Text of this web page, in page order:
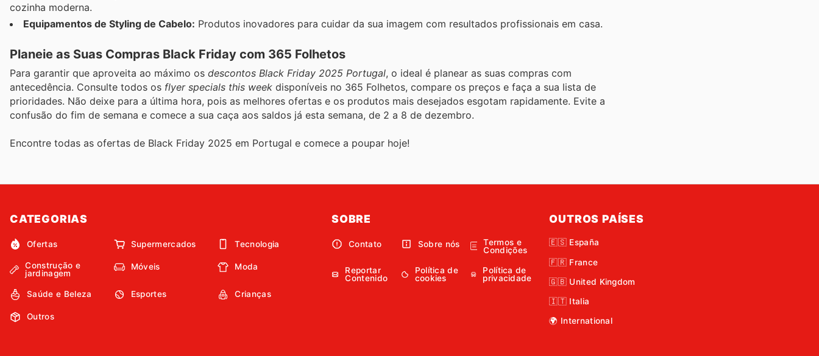
cozinha moderna.
Equipamentos de Styling de Cabelo: Produtos inovadores para cuidar da sua imagem com resultados profissionais em casa.
Planeie as Suas Compras Black Friday com 365 Folhetos
Para garantir que aproveita ao máximo os descontos Black Friday 2025 Portugal, o ideal é planear as suas compras com
antecedência. Consulte todos os flyer specials this week disponíveis no 365 Folhetos, compare os preços e faça a sua lista de
prioridades. Não deixe para a última hora, pois as melhores ofertas e os produtos mais desejados esgotam rapidamente. Evite a
confusão do fim de semana e comece a sua caça aos saldos já esta semana, de 2 a 8 de dezembro.
Encontre todas as ofertas de Black Friday 2025 em Portugal e comece a poupar hoje!
CATEGORIAS
Ofertas Supermercados Tecnologia
Construção e
jardinagem
Móveis Moda
Saúde e Beleza Esportes Crianças
Outros
SOBRE
Contato Sobre nós
Termos e
Condições
Reportar
Contenido
Política de
cookies
Política de
privacidade
OUTROS PAÍSES
🇪🇸 España
🇫🇷 France
🇬🇧 United Kingdom
🇮🇹 Italia
🌍 International